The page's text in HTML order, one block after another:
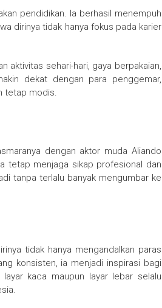
pendidikan. Ia berhasil menempuh
dirinya tidak hanya fokus pada karier
aktivitas sehari-hari, gaya berpakaian,
dekat dengan para penggemar,
tetap modis.
dengan aktor muda Aliando
tetap menjaga sikap profesional dan
tanpa terlalu banyak mengumbar ke
tidak hanya mengandalkan paras
konsisten, ia menjadi inspirasi bagi
kaca maupun layar lebar selalu